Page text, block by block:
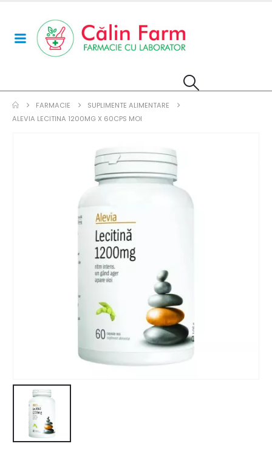
FARMACIE
SUPLIMENTE ALIMENTARE
ALEVIA LECITINA 1200MG X 60CPS MOI